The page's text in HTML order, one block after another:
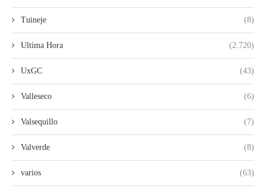
Tuineje (8)
Ultima Hora (2.720)
UxGC (43)
Valleseco (6)
Valsequillo (7)
Valverde (8)
varios (63)